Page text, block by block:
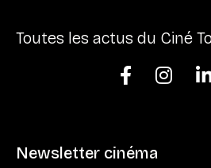
Toutes les actus du Ciné


Newsletter cinéma